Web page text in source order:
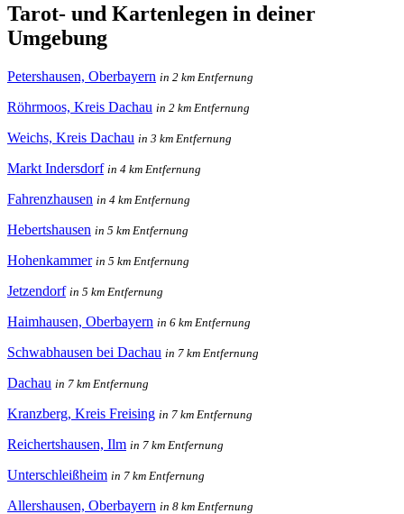
Tarot- und Kartenlegen in deiner
Umgebung
Petershausen, Oberbayern in 2 km Entfernung
Röhrmoos, Kreis Dachau in 2 km Entfernung
Weichs, Kreis Dachau in 3 km Entfernung
Markt Indersdorf in 4 km Entfernung
Fahrenzhausen in 4 km Entfernung
Hebertshausen in 5 km Entfernung
Hohenkammer in 5 km Entfernung
Jetzendorf in 5 km Entfernung
Haimhausen, Oberbayern in 6 km Entfernung
Schwabhausen bei Dachau in 7 km Entfernung
Dachau in 7 km Entfernung
Kranzberg, Kreis Freising in 7 km Entfernung
Reichertshausen, Ilm in 7 km Entfernung
Unterschleißheim in 7 km Entfernung
Allershausen, Oberbayern in 8 km Entfernung